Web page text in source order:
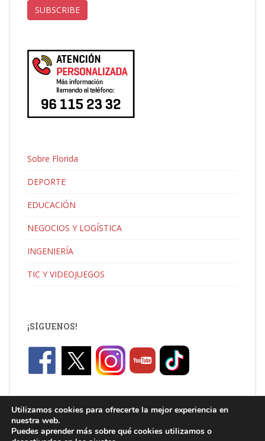
Sobre Florida
DEPORTE
EDUCACIÓN
NEGOCIOS Y LOGÍSTICA
INGENIERÍA
TIC Y VIDEOJUEGOS
¡SÍGUENOS!
Utilizamos cookies para ofrecerte la mejor experiencia en
nuestra web.
Puedes aprender más sobre qué cookies utilizamos o